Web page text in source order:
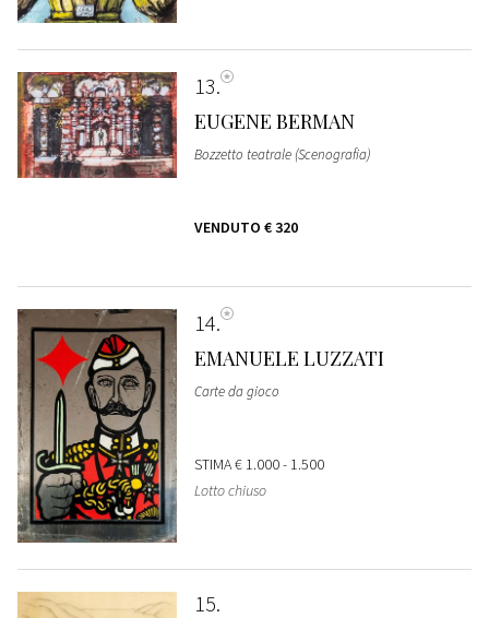
13
EUGENE BERMAN
Bozzetto teatrale (Scenografia)
VENDUTO € 320
14
EMANUELE LUZZATI
Carte da gioco
STIMA€ 1.000 - 1.500
Lotto chiuso
15